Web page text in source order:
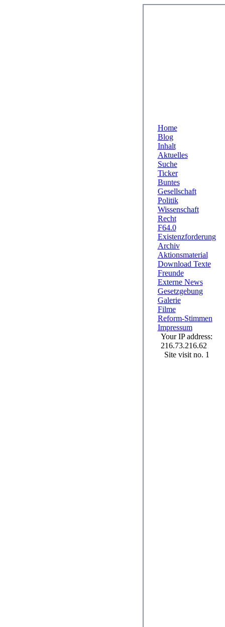
Home
Blog
Inhalt
Aktuelles
Suche
Ticker
Buntes
Gesellschaft
Politik
Wissenschaft
Recht
F64.0
Existenzforderung
Archiv
Aktionsmaterial
Download Texte
Freunde
Externe News
Gesetzgebung
Galerie
Filme
Reform-Stimmen
Impressum
Your IP address:
216.73.216.62
Site visit no. 1